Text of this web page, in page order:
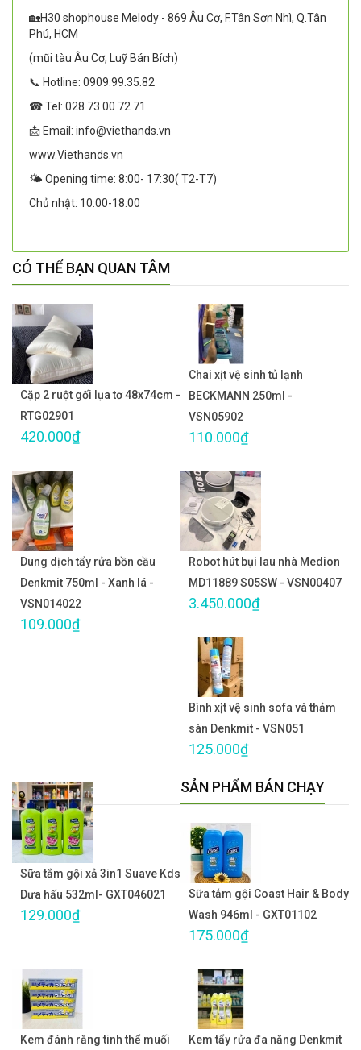
🏡H30 shophouse Melody - 869 Âu Cơ, F.Tân Sơn Nhì, Q.Tân
Phú, HCM
(mũi tàu Âu Cơ, Luỹ Bán Bích)
📞 Hotline: 0909.99.35.82
☎ Tel: 028 73 00 72 71
📩 Email: info@viethands.vn
www.Viethands.vn
🌤️ Opening time: 8:00- 17:30( T2-T7)
Chủ nhật: 10:00-18:00
CÓ THỂ BẠN QUAN TÂM
Cặp 2 ruột gối lụa tơ 48x74cm -
RTG02901
420.000₫
Chai xịt vệ sinh tủ lạnh
BECKMANN 250ml -
VSN05902
110.000₫
Dung dịch tẩy rửa bồn cầu
Denkmit 750ml - Xanh lá -
VSN014022
109.000₫
Robot hút bụi lau nhà Medion
MD11889 S05SW - VSN00407
3.450.000₫
Bình xịt vệ sinh sofa và thảm
sàn Denkmit - VSN051
125.000₫
Sữa tắm gội xả 3in1 Suave Kds
Dưa hấu 532ml- GXT046021
129.000₫
SẢN PHẨM BÁN CHẠY
Sữa tắm gội Coast Hair & Body
Wash 946ml - GXT01102
175.000₫
Kem đánh răng tinh thể muối
Kem tẩy rửa đa năng Denkmit